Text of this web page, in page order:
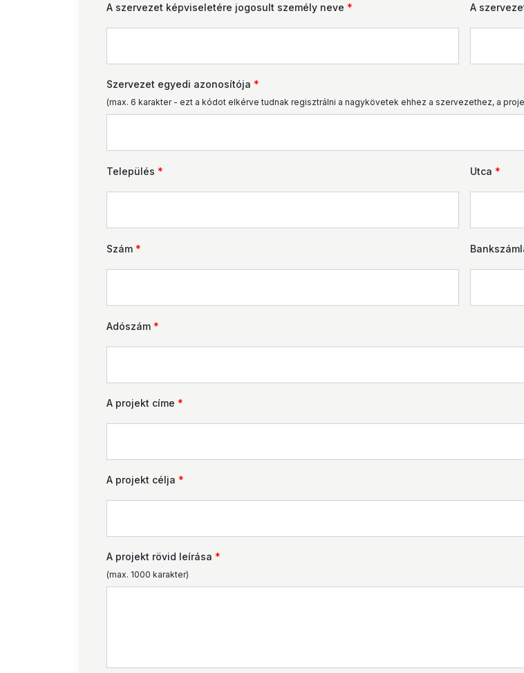
A szervezet képviseletére jogosult személy neve * A
Szervezet egyedi azonosítója *
(max. 6 karakter - ezt a kódot elkérve tudnak regisztrálni a nagykövetek ehhez a szervezethez, a
Település * Utca *
Szám *
Adószám *
A projekt címe *
A projekt célja *
A projekt rövid leírása *
(max. 1000 karakter)